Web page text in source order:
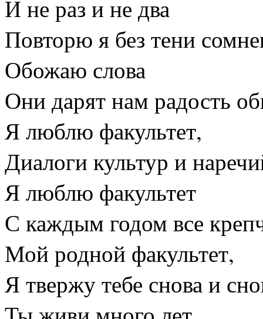
И не раз и не два
Повторю я без тени
Обожаю слова
Они дарят нам радость
Я люблю факультет,
Диалоги культур и
Я люблю факультет
С каждым годом все
Мой родной факультет,
Я твержу тебе снова и